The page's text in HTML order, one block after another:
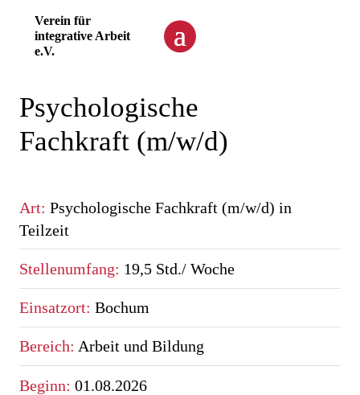
Verein für
integrative Arbeit
e.V.
Psychologische
Fachkraft (m/w/d)
Art: Psychologische Fachkraft (m/w/d) in
Teilzeit
Stellenumfang: 19,5 Std./ Woche
Einsatzort: Bochum
Bereich: Arbeit und Bildung
Beginn: 01.08.2026